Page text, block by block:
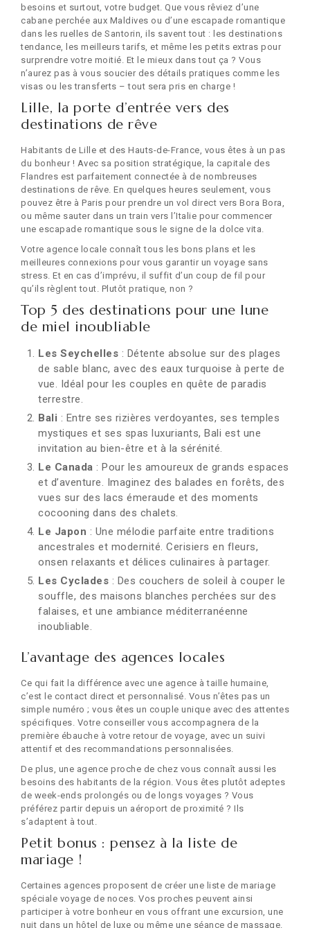
besoins et surtout, votre budget. Que vous rêviez d’une
cabane perchée aux Maldives ou d’une escapade romantique
dans les ruelles de Santorin, ils savent tout : les destinations
tendance, les meilleurs tarifs, et même les petits extras pour
surprendre votre moitié. Et le mieux dans tout ça ? Vous
n’aurez pas à vous soucier des détails pratiques comme les
visas ou les transferts – tout sera pris en charge !
Lille, la porte d’entrée vers des
destinations de rêve
Habitants de Lille et des Hauts-de-France, vous êtes à un pas
du bonheur ! Avec sa position stratégique, la capitale des
Flandres est parfaitement connectée à de nombreuses
destinations de rêve. En quelques heures seulement, vous
pouvez être à Paris pour prendre un vol direct vers Bora Bora,
ou même sauter dans un train vers l’Italie pour commencer
une escapade romantique sous le signe de la dolce vita.
Votre agence locale connaît tous les bons plans et les
meilleures connexions pour vous garantir un voyage sans
stress. Et en cas d’imprévu, il suffit d’un coup de fil pour
qu’ils règlent tout. Plutôt pratique, non ?
Top 5 des destinations pour une lune
de miel inoubliable
Les Seychelles : Détente absolue sur des plages
de sable blanc, avec des eaux turquoise à perte de
vue. Idéal pour les couples en quête de paradis
terrestre.
Bali : Entre ses rizières verdoyantes, ses temples
mystiques et ses spas luxuriants, Bali est une
invitation au bien-être et à la sérénité.
Le Canada : Pour les amoureux de grands espaces
et d’aventure. Imaginez des balades en forêts, des
vues sur des lacs émeraude et des moments
cocooning dans des chalets.
Le Japon : Une mélodie parfaite entre traditions
ancestrales et modernité. Cerisiers en fleurs,
onsen relaxants et délices culinaires à partager.
Les Cyclades : Des couchers de soleil à couper le
souffle, des maisons blanches perchées sur des
falaises, et une ambiance méditerranéenne
inoubliable.
L’avantage des agences locales
Ce qui fait la différence avec une agence à taille humaine,
c’est le contact direct et personnalisé. Vous n’êtes pas un
simple numéro ; vous êtes un couple unique avec des attentes
spécifiques. Votre conseiller vous accompagnera de la
première ébauche à votre retour de voyage, avec un suivi
attentif et des recommandations personnalisées.
De plus, une agence proche de chez vous connaît aussi les
besoins des habitants de la région. Vous êtes plutôt adeptes
de week-ends prolongés ou de longs voyages ? Vous
préférez partir depuis un aéroport de proximité ? Ils
s’adaptent à tout.
Petit bonus : pensez à la liste de
mariage !
Certaines agences proposent de créer une liste de mariage
spéciale voyage de noces. Vos proches peuvent ainsi
participer à votre bonheur en vous offrant une excursion, une
nuit dans un hôtel de luxe ou même une séance de massage.